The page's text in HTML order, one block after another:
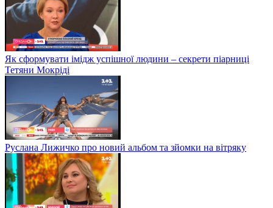
Як сформувати імідж успішної людини – секрети піарниці
Тетяни Мокріді
Руслана Лижичко про новий альбом та зйомки на вітряку